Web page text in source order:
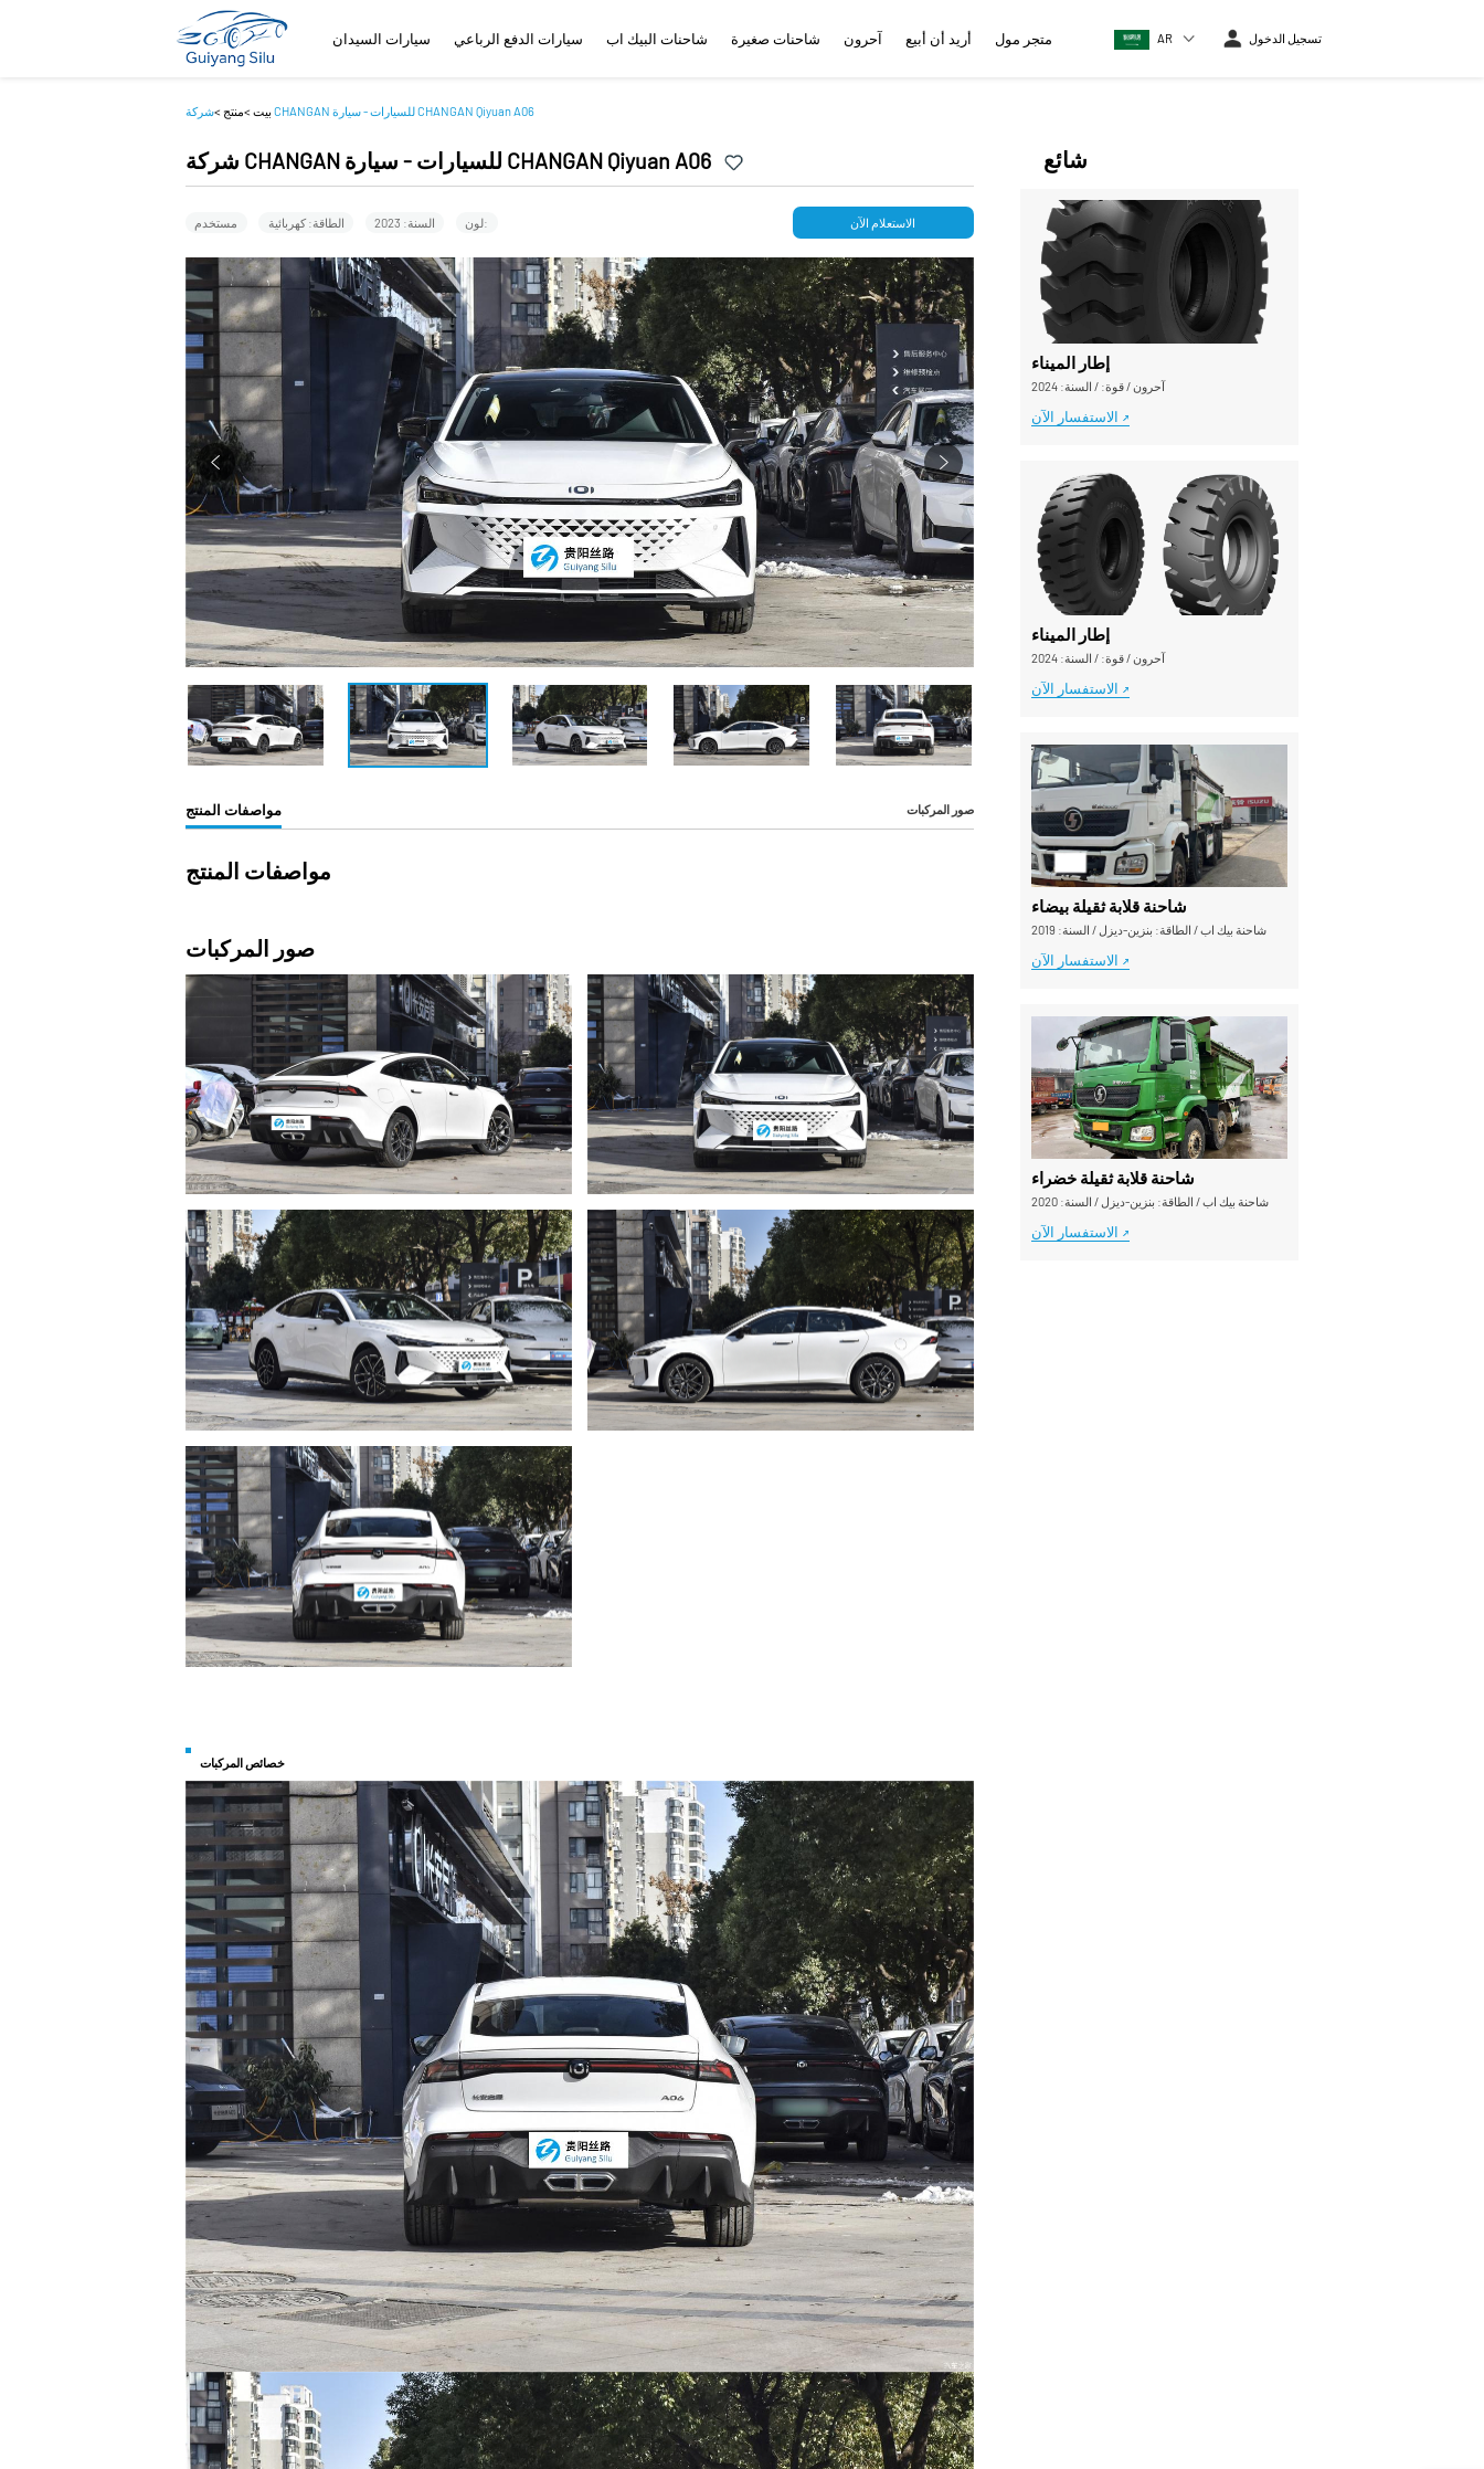
سيارات السيدان سيارات الدفع الرباعي شاحنات البيك اب شاحنات صغيرة آحرون أريد أن أبيع متجر مول AR تسجيل الدخول
بيت >منتج > شركة CHANGAN للسيارات - سيارة CHANGAN Qiyuan A06
شركة CHANGAN للسيارات - سيارة CHANGAN Qiyuan A06
مستخدم الطاقة: كهربائية السنة: 2023 لون: الاستعلام الآن
مواصفات المنتج صور المركبات
مواصفات المنتج
صور المركبات
خصائص المركبات
شائع
إطار الميناء
آحرون/قوة: / السنة: 2024
الاستفسار الآن
إطار الميناء
آحرون/قوة: / السنة: 2024
الاستفسار الآن
شاحنة قلابة ثقيلة بيضاء
شاحنة بيك اب/ الطاقة: بنزين-ديزل / السنة: 2019
الاستفسار الآن
شاحنة قلابة ثقيلة خضراء
شاحنة بيك اب/ الطاقة: بنزين-ديزل / السنة: 2020
الاستفسار الآن